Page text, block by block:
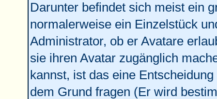
Darunter befindet sich meist ein
normalerweise ein Einzelstück
Administrator, ob er Avatare
sie ihren Avatar zugänglich
kannst, ist das eine
dem Grund fragen (Er wird